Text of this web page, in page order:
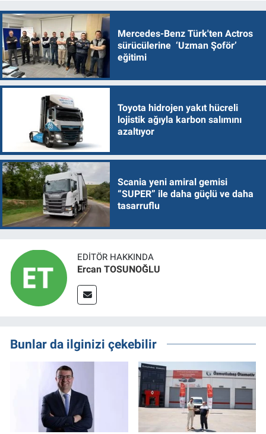
Mercedes-Benz Türk'ten Actros
sürücülerine ‘Uzman Şoför’
eğitimi
Toyota hidrojen yakıt hücreli
lojistik ağıyla karbon salımını
azaltıyor
Scania yeni amiral gemisi
“SUPER” ile daha güçlü ve daha
tasarruflu
EDITÖR HAKKINDA
Ercan TOSUNOĞLU
Bunlar da ilginizi çekebilir